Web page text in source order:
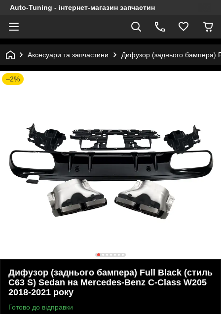
Auto-Tuning - інтернет-магазин запчастин
Аксесуари та запчастини Дифузор (заднього бампера)
–2%
Дифузор (заднього бампера) Full Black (стиль
C63 S) Sedan на Mercedes-Benz C-Class W205
2018-2021 року
Готово до відправки